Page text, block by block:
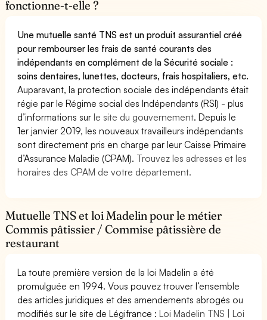
fonctionne-t-elle ?
Une mutuelle santé TNS est un produit assurantiel créé
pour rembourser les frais de santé courants des
indépendants en complément de la Sécurité sociale :
soins dentaires, lunettes, docteurs, frais hospitaliers, etc.
Auparavant, la protection sociale des indépendants était
régie par le Régime social des Indépendants (RSI) - plus
d’informations surle site du gouvernement. Depuis le
1er janvier 2019, les nouveaux travailleurs indépendants
sont directement pris en charge par leur Caisse Primaire
d’Assurance Maladie (CPAM). Trouvez les adresses et les
horaires des CPAM de votre département.
Mutuelle TNS et loi Madelin pour le métier
Commis pâtissier / Commise pâtissière de
restaurant
La toute première version de la loi Madelin a été
promulguée en 1994. Vous pouvez trouver l’ensemble
des articles juridiques et des amendements abrogés ou
modifiés sur le site de Légifrance :Loi Madelin TNS | Loi